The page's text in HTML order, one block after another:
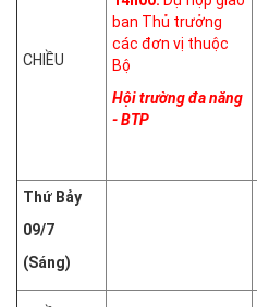
CHIỀU
ban Thủ trưởng
các đơn vị thuộc
Bộ
Hội trường đa năng
- BTP
Thứ Bảy
09/7
(Sáng)